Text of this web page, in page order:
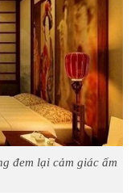
đem lại cảm giác ấm